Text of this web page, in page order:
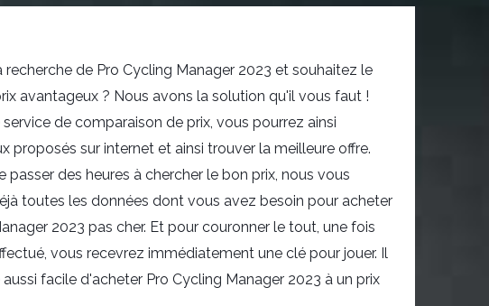
recherche de Pro Cycling Manager 2023 et souhaitez le
avantageux ? Nous avons la solution qu'il vous faut !
de comparaison de prix, vous pourrez ainsi
proposés sur internet et ainsi trouver la meilleure offre.
passer des heures à chercher le bon prix, nous vous
toutes les données dont vous avez besoin pour acheter
2023 pas cher. Et pour couronner le tout, une fois
vous recevrez immédiatement une clé pour jouer. Il
facile d'acheter Pro Cycling Manager 2023 à un prix